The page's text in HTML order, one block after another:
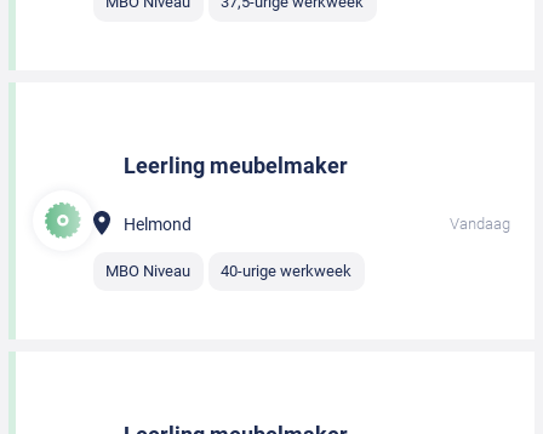
Leerling meubelmaker
Helmond Vandaag
MBO Niveau 40-urige werkweek